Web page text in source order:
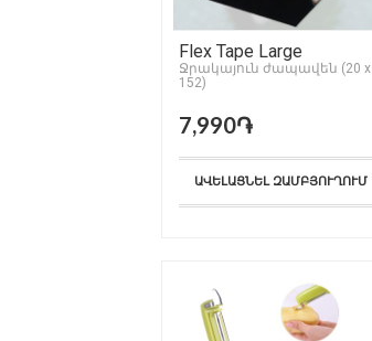
Flex Tape Large
Ջրակայուն ժապավեն (20 x
152)
7,990֏
ԱՎԵԼԱՑՆԵԼ ԶԱՄԲՅՈՒՂՈՒՄ